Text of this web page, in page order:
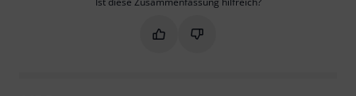
Markieren Sie diese
Markieren Sie diese